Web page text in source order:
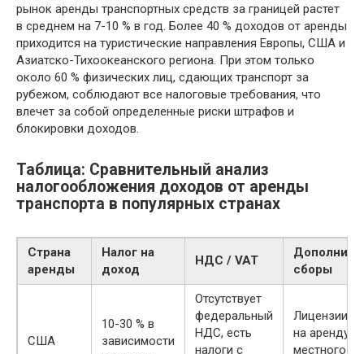
рынок аренды транспортных средств за границей растет
в среднем на 7-10 % в год. Более 40 % доходов от аренды
приходится на туристические направления Европы, США и
Азиатско-Тихоокеанского региона. При этом только
около 60 % физических лиц, сдающих транспорт за
рубежом, соблюдают все налоговые требования, что
влечет за собой определенные риски штрафов и
блокировки доходов.
Таблица: Сравнительный анализ
налогообложения доходов от аренды
транспорта в популярных странах
Страна
аренды
Налог на
доход
НДС / VAT
сборы
США
10-30 % в
зависимости
Отсутствует
федеральный
НДС, есть
налоги с
Лицензии и
на аренду
местного